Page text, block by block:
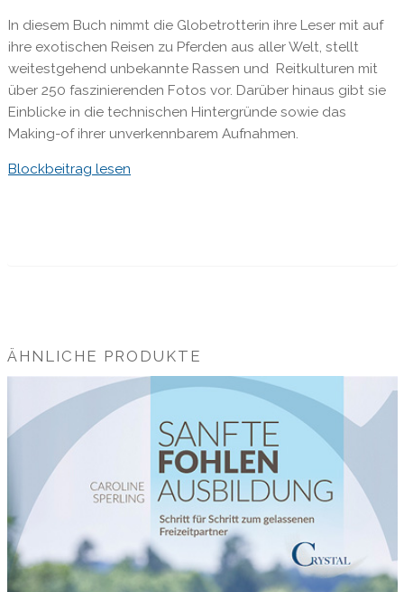
In diesem Buch nimmt die Globetrotterin ihre Leser mit auf
ihre exotischen Reisen zu Pferden aus aller Welt, stellt
weitestgehend unbekannte Rassen und Reitkulturen mit
über 250 faszinierenden Fotos vor. Darüber hinaus gibt sie
Einblicke in die technischen Hintergründe sowie das
Making-of ihrer unverkennbarem Aufnahmen.
Blockbeitrag lesen
ÄHNLICHE PRODUKTE